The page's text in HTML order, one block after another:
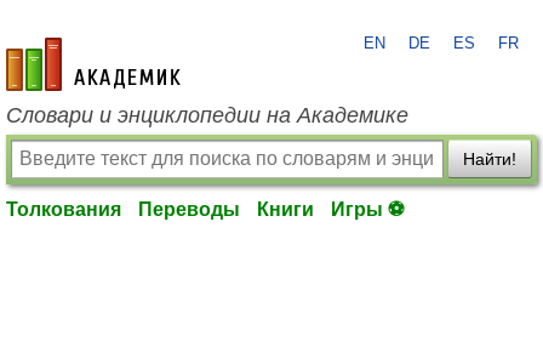
academic.ru
EN DE ES FR
Словари и энциклопедии на Академике
Найти!
Толкования Переводы Книги Игры ⚽